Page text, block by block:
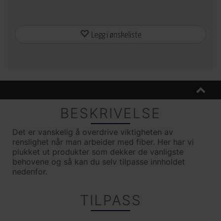
Legg i ønskeliste
BESKRIVELSE
Det er vanskelig å overdrive viktigheten av
renslighet når man arbeider med fiber. Her har vi
plukket ut produkter som dekker de vanligste
behovene og så kan du selv tilpasse innholdet
nedenfor.
TILPASS